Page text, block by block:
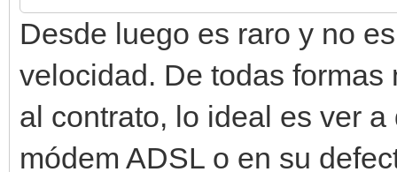
Desde luego es raro y no
velocidad. De todas
al contrato, lo ideal es ver
módem ADSL o en su